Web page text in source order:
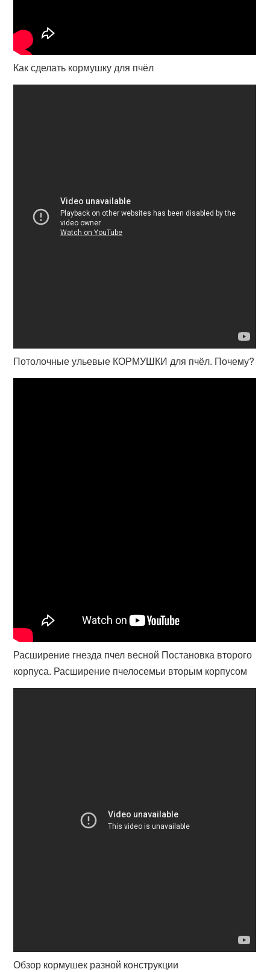
Как сделать кормушку для пчёл
Потолочные ульевые КОРМУШКИ для пчёл. Почему?
Расширение гнезда пчел весной Постановка второго
корпуса. Расширение пчелосемьи вторым корпусом
Обзор кормушек разной конструкции